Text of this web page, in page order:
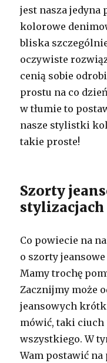
jest nasza jedyna
kolorowe
bliska
oczywiste
cenią sobie
prostu na co
w tłumie to
nasze stylistki
takie proste!
Szorty
stylizacjach
Co powiecie na
o szorty
Mamy trochę
Zacznijmy może
jeansowych
mówić, taki ciuch
wszystkiego. W
Wam postawić